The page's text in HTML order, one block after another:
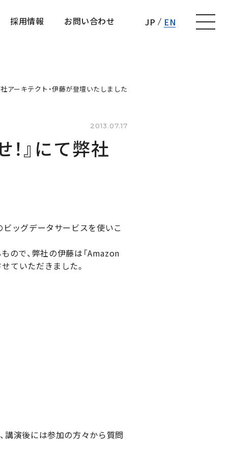
採用情報
お問い合わせ
JP EN
アーキテクト・伊藤が登壇いたしました
2013.07.17
』にて弊社
ッグデータサービスを使いこ
ので、弊社の伊藤は「Amazon
ていただきました。
講演後には参加の方々から質問